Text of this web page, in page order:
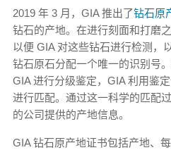
2019 年 3 月，GIA 推出了钻石原
钻石的产地。在进行刻面和打磨
以便 GIA 对这些钻石进行检测，
钻石原石分配一个唯一的识别号
GIA 进行分级鉴定，GIA 利用鉴
进行匹配。通过这一科学的匹配
的公司提供的产地信息。
GIA 钻石原产地证书包括产地、